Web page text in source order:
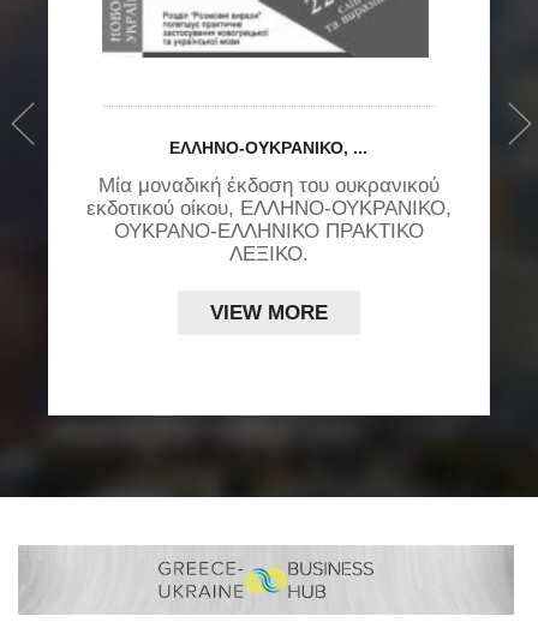
ΕΛΛΉΝΟ-ΟΥΚΡΑΝΙΚΌ, ...
Μία μοναδική έκδοση του ουκρανικού
εκδοτικού οίκου, ΕΛΛΗΝΟ-ΟΥΚΡΑΝΙΚΟ,
ΟΥΚΡΑΝΟ-ΕΛΛΗΝΙΚΟ ΠΡΑΚΤΙΚΟ
ΛΕΞΙΚΟ.
VIEW MORE